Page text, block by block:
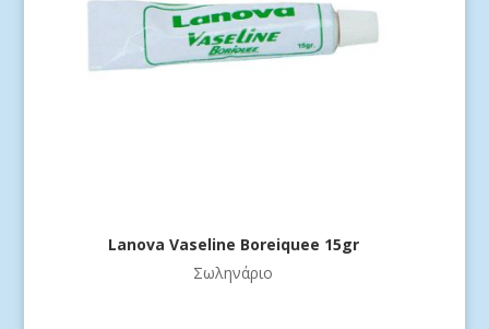
Lanova Vaseline Boreiquee 15gr
Σωληνάριο